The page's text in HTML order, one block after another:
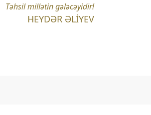
Təhsil millətin gələcəyidir!
HEYDƏR ƏLİYEV